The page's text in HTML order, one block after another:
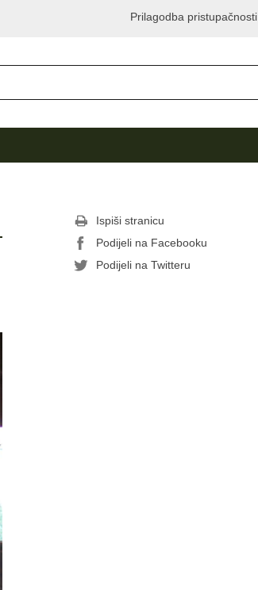
Prilagodba pristupačnosti
Ispiši stranicu
Podijeli na Facebooku
Podijeli na Twitteru